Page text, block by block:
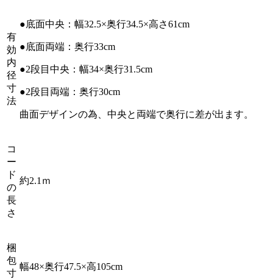
有
効
内
径
寸
法
●底面中央：幅32.5×奥行34.5×高さ61cm
●底面両端：奥行33cm
●2段目中央：幅34×奥行31.5cm
●2段目両端：奥行30cm
曲面デザインの為、中央と両端で奥行に差が出ます。
コ
ー
ド
の
長
さ
約2.1ｍ
梱
包
寸
幅48×奥行47.5×高105cm